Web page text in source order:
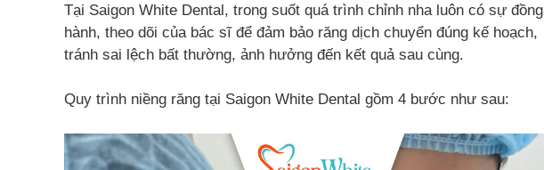
Tại Saigon White Dental, trong suốt quá trình chỉnh nha luôn có sự đồng
hành, theo dõi của bác sĩ để đảm bảo răng dịch chuyển đúng kế hoạch,
tránh sai lệch bất thường, ảnh hưởng đến kết quả sau cùng.
Quy trình niềng răng tại Saigon White Dental gồm 4 bước như sau: